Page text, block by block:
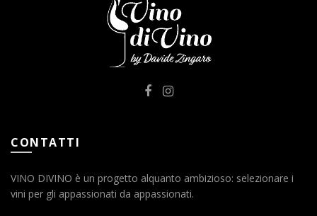
CONTATTI
VINO DIVINO è un progetto alquanto ambizioso: selezionare i
vini per gli appassionati da appassionati.